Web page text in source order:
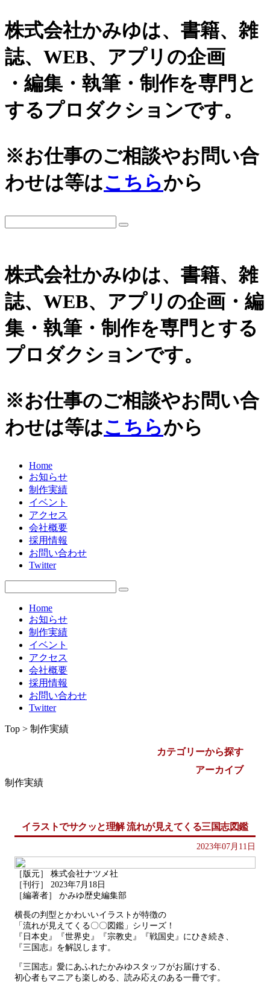
株式会社かみゆは、書籍、雑
誌、WEB、アプリの企画
・編集・執筆・制作を専門と
するプロダクションです。
※お仕事のご相談やお問い合
わせは等はこちらから
株式会社かみゆは、書籍、雑
誌、WEB、アプリの企画・編
集・執筆・制作を専門とする
プロダクションです。
※お仕事のご相談やお問い合
わせは等はこちらから
Home
お知らせ
制作実績
イベント
アクセス
会社概要
採用情報
お問い合わせ
Twitter
Home
お知らせ
制作実績
イベント
アクセス
会社概要
採用情報
お問い合わせ
Twitter
Top > 制作実績
カテゴリーから探す
城
日本史通史
大河ドラマ、テレビ・映画関連
史跡ガイド
その他歴史関連
美術史、絵画、アート
宗教、神話、神社仏閣
日本文化、民俗
天皇制
広報誌、新聞媒体
ウェブ媒体
その他いろいろ
エンタメ・トレンド
アーカイブ
2026年
2022年
2021年
2020年
2019年
2018年
2016年
2015年
2009年
制作実績
イラストでサクッと理解 流れが見えてくる三国志図鑑
2023年07月11日
［版元］ 株式会社ナツメ社
［刊行］ 2023年7月18日
［編著者］ かみゆ歴史編集部
横長の判型とかわいいイラストが特徴の
「流れが見えてくる〇〇図鑑」シリーズ！
『日本史』『世界史』『宗教史』『戦国史』にひき続き、
『三国志』を解説します。
『三国志』愛にあふれたかみゆスタッフがお届けする、
初心者もマニアも楽しめる、読み応えのある一冊です。